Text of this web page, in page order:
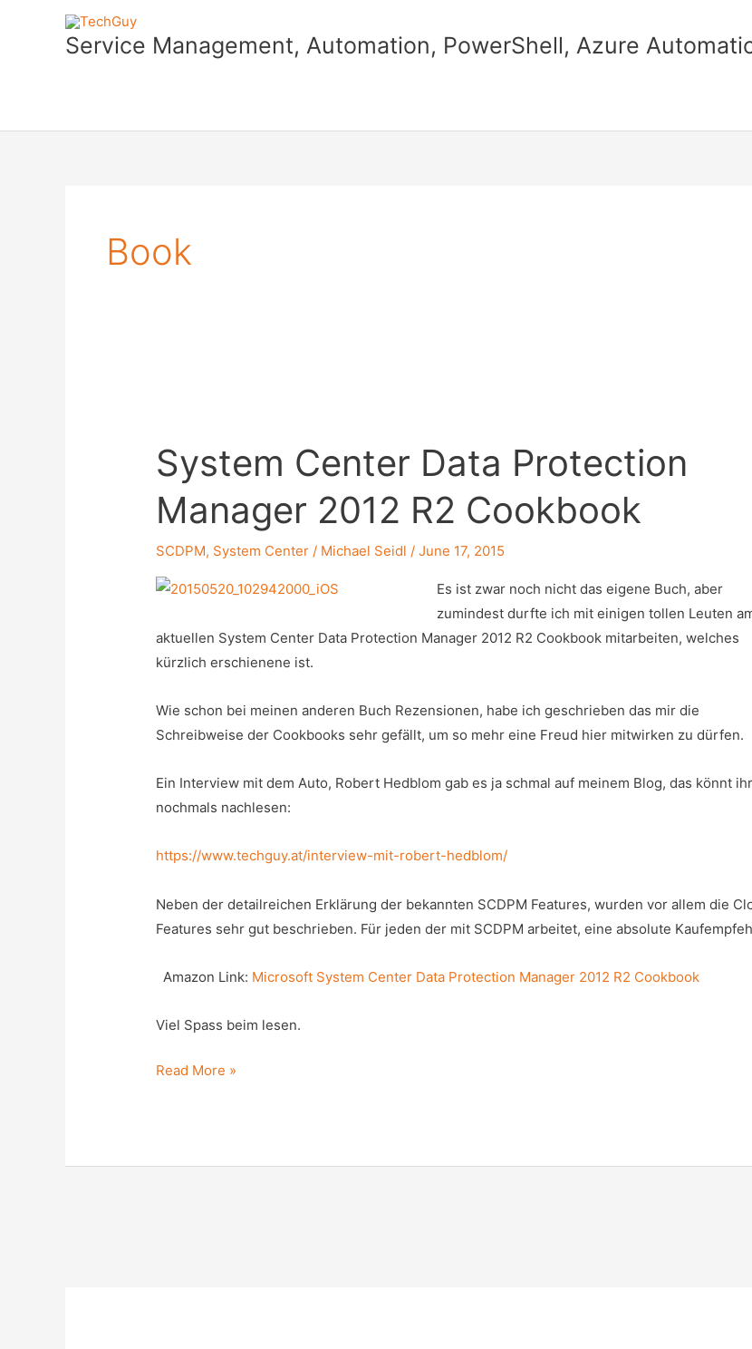
Service Management, Automation, PowerShell, Azure
Book
System Center Data Protection
Manager 2012 R2 Cookbook
SCDPM, System Center / Michael Seidl /June 17, 2015
Es ist zwar noch nicht das eigene Buch, aber
zumindest durfte ich mit einigen tollen Leuten
aktuellen System Center Data Protection Manager 2012 R2 Cookbook mitarbeiten, welches
kürzlich erschienene ist.
Wie schon bei meinen anderen Buch Rezensionen, habe ich geschrieben das mir die
Schreibweise der Cookbooks sehr gefällt, um so mehr eine Freud hier mitwirken zu dürfen.
Ein Interview mit dem Auto, Robert Hedblom gab es ja schmal auf meinem Blog, das könnt
nochmals nachlesen:
https://www.techguy.at/interview-mit-robert-hedblom/
Neben der detailreichen Erklärung der bekannten SCDPM Features, wurden vor allem die
Features sehr gut beschrieben. Für jeden der mit SCDPM arbeitet, eine absolute
Amazon Link: Microsoft System Center Data Protection Manager 2012 R2 Cookbook
Viel Spass beim lesen.
System
Manager
Read More »